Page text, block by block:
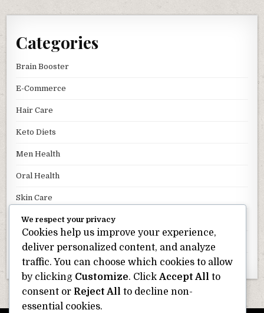
Categories
Brain Booster
E-Commerce
Hair Care
Keto Diets
Men Health
Oral Health
Skin Care
Uncategorized
Weight Loss
Wellness
We respect your privacy
Cookies help us improve your experience,
deliver personalized content, and analyze
traffic. You can choose which cookies to allow
by clicking Customize. Click Accept All to
consent or Reject All to decline non-
essential cookies.